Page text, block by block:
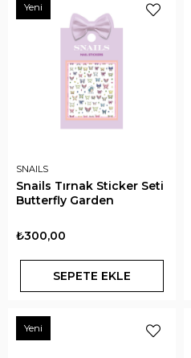
SNAILS
Snails Tırnak Sticker Seti
Butterfly Garden
₺300,00
SEPETE EKLE
Yeni
Yeni